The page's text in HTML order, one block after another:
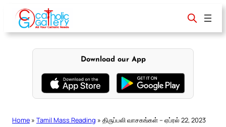
content
Download our App
Home » Tamil Mass Reading » திருப்பலி வாசகங்கள் – ஏப்ரல் 22, 2023